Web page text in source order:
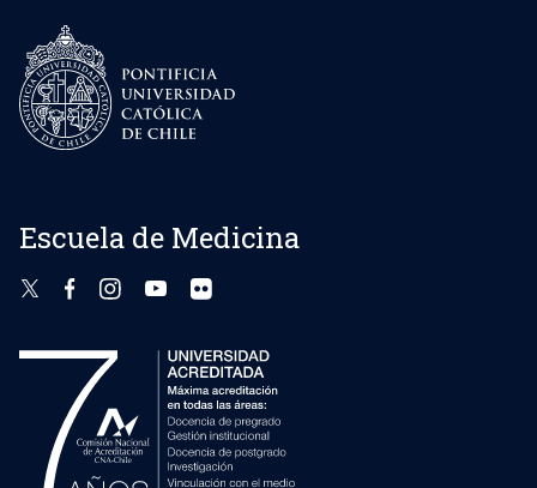
Escuela de Medicina